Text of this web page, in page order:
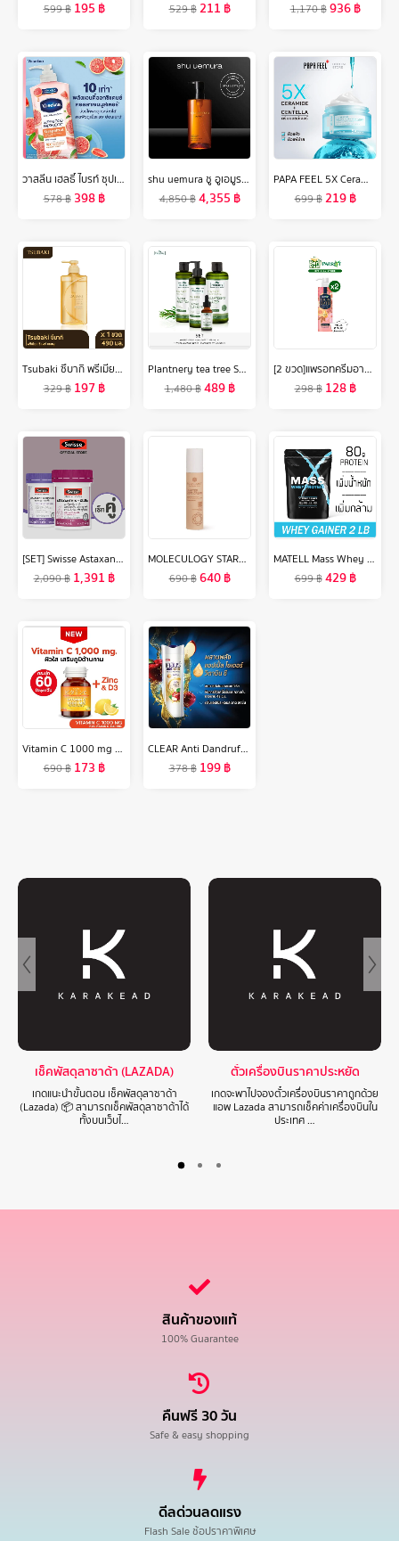
599฿ 195 ฿ 529฿211 ฿ 1,170฿936฿
วาสลีน เฮลธี้ ไบรท์ ซุปเปอร์ฟู้ด เฟรชล็อค โลชั่น 500 มล. X2 Vaseline Healthy Bright Super Food Fresh Lock Lotion 500 ml. X2
578฿ 398฿
shu uemura ชู อูเอมูระ คลีนซิ่งออยล์ ultime8 sublime tsubaki cleansing oil 450 ml สูตรน้ำมันหอมระเหยจากสึบากิ เพื่อบำรุงผิว 8 ประการ เผยผิวสวย ชุ่มชื้น อิ่มฟู
4,850฿4,355 ฿
PAPA FEEL 5X Ceramide Barrier Moisturizer Gel ปัญหาผิวแห้ง แดง ผื่น คัน ลดปัญหาสิว ที่ช่วยเสริมสร้างเกราะป้องกันผิว มอยเจอร์ไรเซอร์ มอยส์เจอร์ไรเซอร์ 30g - มอยส์เจอไรเซอร์ เหมาะสำหรับผิวทุกรูปแบบ
699฿219฿
Tsubaki ซึบากิ พรีเมียม รีแพร์ แชมพู (ขวดทอง) 490 มล.
329฿ 197฿
Plantnery tea tree Set Exclusive First Toner /Intense Serum /Facial Cleanser /First Cleansing Water
1,480฿489฿
[2 ขวด]แพรอทครีมอาบน้ำ ออยล์อินบาธ ไวท์ เพอร์เฟค 400 มล. สีชมพู [Bundle 2]Parrot Oil In Bath White Perfect 400ML สบู่เหลว Liquid soap
298฿ 128฿
[SET] Swisse Astaxanthin + Collagen สวิสเซ เซทผิวไบร์ท อิ่มฟู กระชับ
2,090฿ 1,391 ฿
MOLECULOGY STARTER SOFT CREAM โมเลกุลโลจี้ สตาร์ทเตอร์ ซอฟท์ ครีม
690฿640฿
MATELL Mass Whey Protein Gainer 2 lb แมส เวย์ โปรตีน 2ปอนด์ หรือ 908กรัม Non Soy ซอย
699฿429฿
Vitamin C 1000 mg ( 60 แคปซูล) Tomin™ วิตามินซี พลัส วิตามินดี ซิงก์ เสริมภูมิ แข็งแรง ลดป่วย ผิวดี
690฿ 173 ฿
CLEAR Anti Dandruff Shampoo (2 bottles) เคลียร์ แชมพูขจัดรังแค (2 ขวด)
378฿ 199฿
เช็คพัสดุลาซาด้า (LAZADA)
เกดแนะนำขั้นตอน เช็คพัสดุลาซาด้า
(Lazada) 📦 สามารถเช็คพัสดุลาซาด้าได้
ทั้งบนเว็บไ…
ตั๋วเครื่องบินราคาประหยัด
เกดจะพาไปจองตั๋วเครื่องบินราคาถูกด้วย
แอพ Lazada สามารถเช็คค่าเครื่องบินใน
ประเทศ …
สินค้าของแท้
100% Guarantee
คืนฟรี 30 วัน
Safe & easy shopping
ดีลด่วนลดแรง
Flash Sale ช้อปราคาพิเศษ